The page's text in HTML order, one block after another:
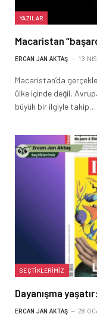
YAZILAR
Macaristan
ERCAN JAN AKTAŞ 13
Macaristan’da
ülke içinde değil,
büyük bir ilgiyle takip…
SEÇTIKLERIMIZ
Dayanışma
ERCAN JAN AKTAŞ 28